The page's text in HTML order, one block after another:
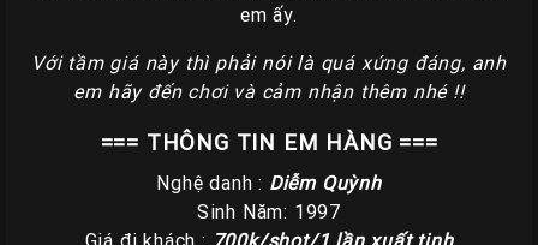
Các
em ấy.
Với tầm giá này thì phải nói là quá xứng đáng, anh
em hãy đến chơi và cảm nhận thêm nhé !!
=== THÔNG TIN EM HÀNG ===
Nghệ danh : Diễm Quỳnh
Sinh Năm: 1997